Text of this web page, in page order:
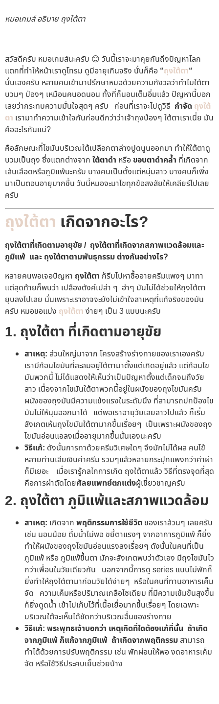
หมอเกมส์ อธิบาย ถุงใต้ตา
สวัสดีครับ หมอเกมส์นะครับ 😊 วันนี้เราจะมาคุยกันถึงปัญหาโลก
แตกที่ทำให้หน้าเราดูโทรม ดูมีอายุเกินจริง นั่นก็คือ “ถุงใต้ตา“
นั่นเองครับ หลายคนเข้ามาปรึกษาหมอด้วยความกังวลว่าทำไมใต้ตา
บวมๆ ป่องๆ เหมือนคนอดนอน ทั้งที่ก็นอนเต็มอิ่มแล้ว ปัญหานี้บอก
เลยว่ากระทบความมั่นใจสุดๆ ครับ ก่อนที่เราจะไปดูวิธี กำจัด ถุงใต้
ตา เรามาทำความเข้าใจกันก่อนดีกว่าว่าเจ้าถุงป่องๆ ใต้ตาเราเนี่ย มัน
คืออะไรกันแน่?
คือลักษณะที่ไขมันบริเวณใต้เปลือกตาล่างปูดนูนออกมา ทำให้ใต้ตาดู
บวมเป็นถุง ซึ่งแตกต่างจาก ใต้ตาดำ หรือขอบตาดำคล้ำ ที่เกิดจาก
เส้นเลือดหรือภูมิแพ้นะครับ บางคนเป็นตั้งแต่หนุ่มสาว บางคนก็เพิ่ง
มาเป็นตอนอายุมากขึ้น วันนี้หมอจะมาไขทุกข้อสงสัยให้เคลียร์ไปเลย
ครับ
ถุงใต้ตา เกิดจากอะไร?
ถุงใต้ตาที่เกิดตามอายุขัย / ถุงใต้ตาที่เกิดจากสภาพแวดล้อมและ
ภูมิแพ้ และ ถุงใต้ตาตามพันธุกรรม ต่างกันอย่างไร?
หลายคนพอเจอปัญหา ถุงใต้ตา ก็รีบไปหาซื้ออายครีมแพงๆ มาทา
แต่สุดท้ายก็พบว่า เปลืองตังค์เปล่า ๆ ฮ่าๆ มันไม่ได้ช่วยให้ถุงใต้ตา
ยุบลงไปเลย นั่นเพราะเราอาจจะยังไม่เข้าใจสาเหตุที่แท้จริงของมัน
ครับ หมอขอแบ่ง ถุงใต้ตา ง่ายๆ เป็น 3 แบบนะครับ
1. ถุงใต้ตา ที่เกิดตามอายุขัย
สาเหตุ: ส่วนใหญ่มาจาก โครงสร้างร่างกายของเราเองครับ
เรามีก้อนไขมันที่สะสมอยู่ใต้ตามาตั้งแต่เกิดอยู่แล้ว แต่ก้อนไข
มันพวกนี้ ไม่ได้แสดงให้เห็นว่าเป็นปัญหาตั้งแต่เด็กจนถึงวัย
สาว เนื่องจากไขมันใต้ตาพวกนี้อยู่ในผนังของถุงไขมันครับ
ผนังของถุงมันมีความแข้งแรงในระดับนึง ที่สามารถปกป้องไข
มันไม่ให้นุนออกมาได้ แต่พอเราอายุวัยเลยสาวไปแล้ว ก็เริ่ม
สังเกตเห้นถุงไขมันใต้ตามากขึ้นเรื่อยๆ เป็นเพราะผนังของถุง
ไขมันอ่อนแอลงเมื่ออายุมากขึ้นนั้นเองนะครับ
วิธีแก้: ดังนั้นการทาด้วยครีมวิเศษใดๆ จึงมักไม่ได้ผล คนไข้
หลายท่านเสียเงินค่าครีม รวมๆแล้วหลายกระปุกแพงกว่าค่าผ่า
ก็มีเยอะ เมื่อเรารู้กลไกการเกิด ถุงใต้ตาแล้ว วิธีที่ตรงจุดที่สุด
คือการผ่าตัดโดยศัลยแพทย์ตกแต่งผู้เชี่ยวชาญครับ
2. ถุงใต้ตา ภูมิแพ้และสภาพแวดล้อม
สาเหตุ: เกิดจาก พฤติกรรมการใช้ชีวิต ของเราล้วนๆ เลยครับ
เช่น นอนน้อย ดื่มน้ำไม่พอ ขยี้ตาแรงๆ จากอาการภูมิแพ้ ก็ยิ่ง
ทำให้ผนังของถุงไขมันอ่อนแรงลงเรื่อยๆ ดังนั้นในคนที่เป็น
ภูมิแพ้ หรือ ภูมิแพ้ขึ้นตา มักจะสังเกตพบว่าตัวเอง มีถุงไขมันไว
กว่าเพื่อนในวัยเดียวกัน นอกจากนี้การดู series แบบไม่พักก็
ยิ่งทำให้ถุงใต้ตามาก่อนวัยได้ง่ายๆ หรือในคนที่ทานอาหารเค็ม
จัด ความเค็มหรือปริมาณเกลือไซเดียม ที่มีความเข้มข้นสุงขึ้น
ก็ยิ่งดูดน้ำ เข้าไปเก็บไว้ที่เนื้อเยื่อมากขึ้นเรื่อยๆ โดยเฉพาะ
บริเวณใต้จะเห็นได้ชัดกว่าบริเวณอื่นของร่างกาย
วิธีแก้: พระพุทธเจ้าบอกว่า เหตุเกิดที่ใดต้องแก้ที่นั้น ถ้าเกิด
จากภูมิแพ้ ก็แก้จากภูมิแพ้ ถ้าเกิดจากพฤติกรรมสามารถ
ทำได้ด้วยการปรับพฤติกรรม เช่น พักผ่อนให้พอ งดอาหารเค็ม
จัด หรือใช้วิธีประคบเย็นช่วยบ้าง